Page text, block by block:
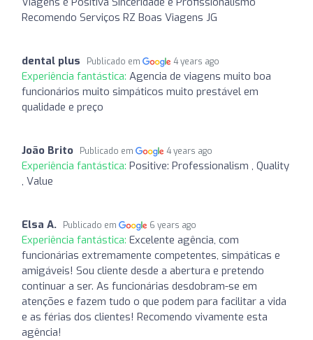
Recomendo Serviços RZ Boas Viagens JG
dental plus Publicado em 4 years ago
Experiência fantástica: Agencia de viagens muito boa
funcionários muito simpáticos muito prestável em
qualidade e preço
João Brito Publicado em 4 years ago
Experiência fantástica: Positive: Professionalism , Quality
, Value
Elsa A. Publicado em 6 years ago
Experiência fantástica: Excelente agência, com
funcionárias extremamente competentes, simpáticas e
amigáveis! Sou cliente desde a abertura e pretendo
continuar a ser. As funcionárias desdobram-se em
atenções e fazem tudo o que podem para facilitar a vida
e as férias dos clientes! Recomendo vivamente esta
agência!